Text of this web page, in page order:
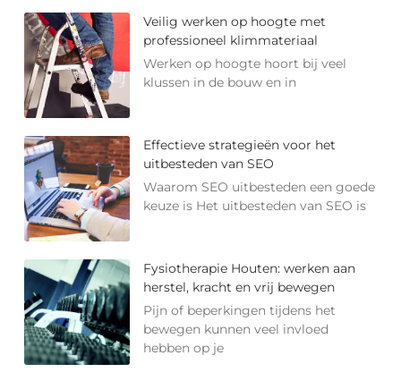
Veilig werken op hoogte met
professioneel klimmateriaal
Werken op hoogte hoort bij veel
klussen in de bouw en in
Effectieve strategieën voor het
uitbesteden van SEO
Waarom SEO uitbesteden een goede
keuze is Het uitbesteden van SEO is
Fysiotherapie Houten: werken aan
herstel, kracht en vrij bewegen
Pijn of beperkingen tijdens het
bewegen kunnen veel invloed
hebben op je